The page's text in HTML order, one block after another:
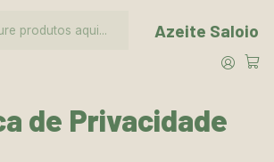
Azeite Saloio
de Privacidade